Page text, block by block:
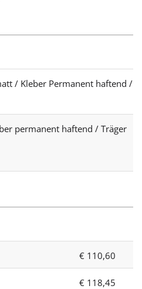
/ Kleber Permanent haftend /
permanent haftend / Träger
€ 110,60
€ 118,45